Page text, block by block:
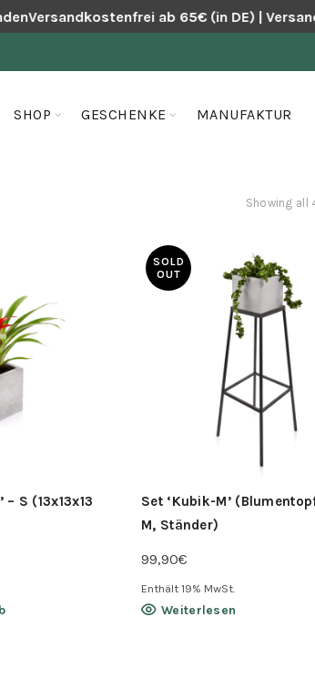
Versandkostenfrei ab 65€ (in DE) |
SHOP GESCHENKE MANUFAKTUR
Showing all
S (13x13x13
SOLD
OUT
Set ‘Kubik-M’
M, Ständer)
99,90€
Enthält 19% MwSt.
Weiterlesen